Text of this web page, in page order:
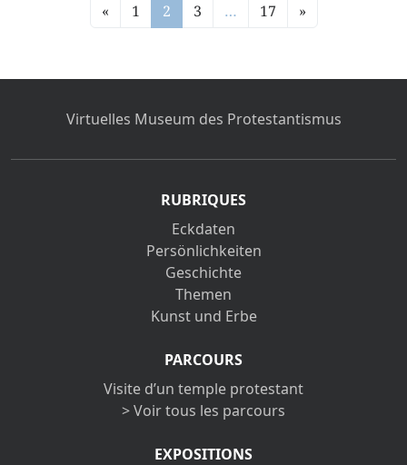
« 1 2 3 … 17 »
Virtuelles Museum des Protestantismus
RUBRIQUES
Eckdaten
Persönlichkeiten
Geschichte
Themen
Kunst und Erbe
PARCOURS
Visite d’un temple protestant
> Voir tous les parcours
EXPOSITIONS